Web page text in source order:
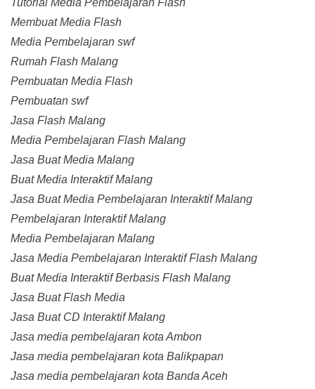
Tutorial Media Pembelajaran Flash
Membuat Media Flash
Media Pembelajaran swf
Rumah Flash Malang
Pembuatan Media Flash
Pembuatan swf
Jasa Flash Malang
Media Pembelajaran Flash Malang
Jasa Buat Media Malang
Buat Media Interaktif Malang
Jasa Buat Media Pembelajaran Interaktif Malang
Pembelajaran Interaktif Malang
Media Pembelajaran Malang
Jasa Media Pembelajaran Interaktif Flash Malang
Buat Media Interaktif Berbasis Flash Malang
Jasa Buat Flash Media
Jasa Buat CD Interaktif Malang
Jasa media pembelajaran kota Ambon
Jasa media pembelajaran kota Balikpapan
Jasa media pembelajaran kota Banda Aceh